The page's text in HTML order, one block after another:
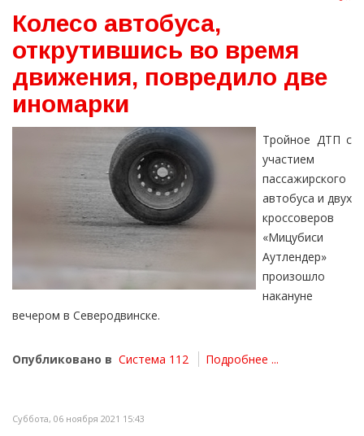
Колесо автобуса,
открутившись во время
движения, повредило две
иномарки
Тройное ДТП с
участием
пассажирского
автобуса и двух
кроссоверов
«Мицубиси
Аутлендер»
произошло
накануне
вечером в Северодвинске.
Опубликовано в Система 112 Подробнее ...
Суббота, 06 ноября 2021 15:43